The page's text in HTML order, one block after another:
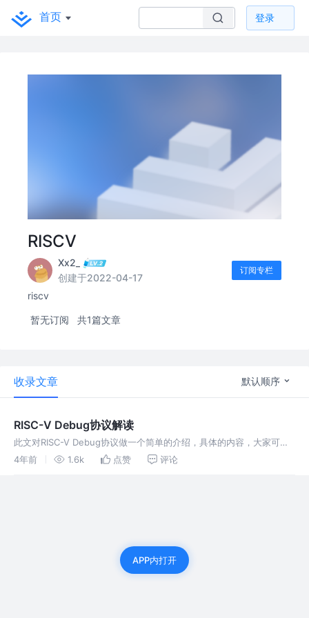
首页 登录
RISCV
Xx2_
创建于2022-04-17
订阅专栏
riscv
暂无订阅 共1篇文章
收录文章 默认顺序
RISC-V Debug协议解读
此文对RISC-V Debug协议做一个简单的介绍，具体的内容，大家可以
查看协议本身内容。 https://github.com/riscv/riscv-debug-
4年前 1.6k 点赞 评论
APP内打开